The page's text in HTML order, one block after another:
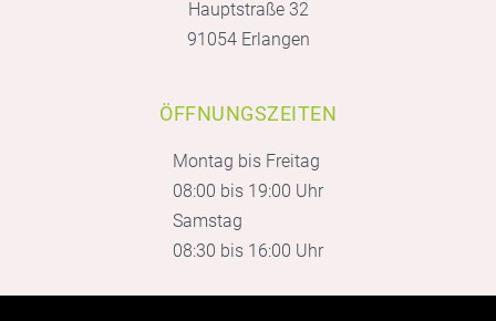
Hauptstraße 32
91054 Erlangen
ÖFFNUNGSZEITEN
Montag bis Freitag
08:00 bis 19:00 Uhr
Samstag
08:30 bis 16:00 Uhr